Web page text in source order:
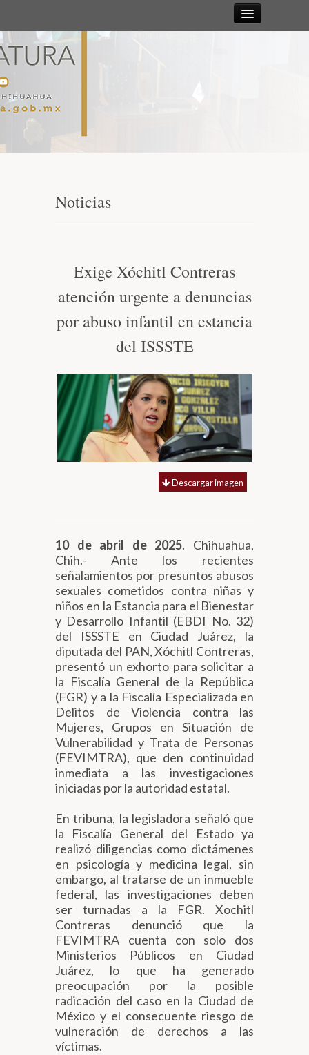
Mesa Directiva y Diputación Permanente
Comisiones
Secretarías
Transparencia
Noticias
Exige Xóchitl Contreras
atención urgente a denuncias
por abuso infantil en estancia
del ISSSTE
Descargar imagen
10 de abril de 2025. Chihuahua,
Chih.- Ante los recientes
señalamientos por presuntos abusos
sexuales cometidos contra niñas y
niños en la Estancia para el Bienestar
y Desarrollo Infantil (EBDI No. 32)
del ISSSTE en Ciudad Juárez, la
diputada del PAN, Xóchitl Contreras,
presentó un exhorto para solicitar a
la Fiscalía General de la República
(FGR) y a la Fiscalía Especializada en
Delitos de Violencia contra las
Mujeres, Grupos en Situación de
Vulnerabilidad y Trata de Personas
(FEVIMTRA), que den continuidad
inmediata a las investigaciones
iniciadas por la autoridad estatal.
En tribuna, la legisladora señaló que
la Fiscalía General del Estado ya
realizó diligencias como dictámenes
en psicología y medicina legal, sin
embargo, al tratarse de un inmueble
federal, las investigaciones deben
ser turnadas a la FGR. Xochitl
Contreras denunció que la
FEVIMTRA cuenta con solo dos
Ministerios Públicos en Ciudad
Juárez, lo que ha generado
preocupación por la posible
radicación del caso en la Ciudad de
México y el consecuente riesgo de
vulneración de derechos a las
víctimas.